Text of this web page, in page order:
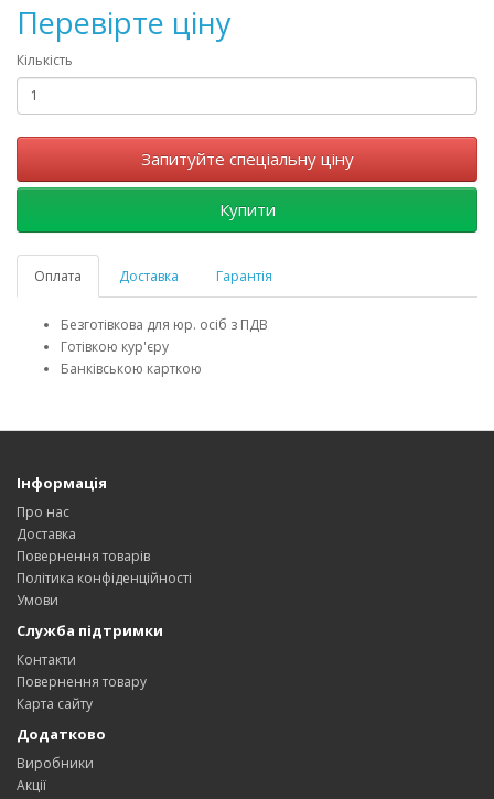
Перевірте ціну
Кількість
Запитуйте спеціальну ціну
Купити
Оплата Доставка Гарантія
Безготівкова для юр. осіб з ПДВ
Готівкою кур'єру
Банківською карткою
Інформація
Про нас
Доставка
Повернення товарів
Політика конфіденційності
Умови
Служба підтримки
Контакти
Повернення товару
Карта сайту
Додатково
Виробники
Акції